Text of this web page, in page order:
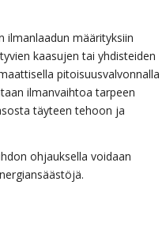
ilmanlaadun määrityksiin
kaasujen tai yhdisteiden
pitoisuusvalvonnalla
ilmanvaihtoa tarpeen
täyteen tehoon ja
ohjauksella voidaan